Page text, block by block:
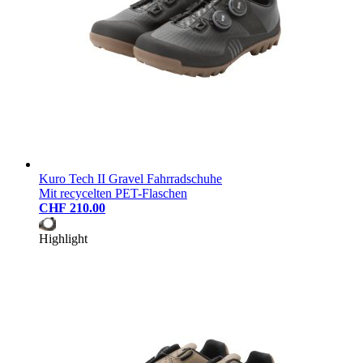
Kuro Tech II Gravel Fahrradschuhe
Mit recycelten PET-Flaschen
CHF 210.00
Highlight